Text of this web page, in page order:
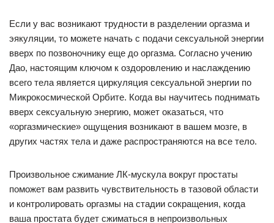
Если у вас возникают трудности в разделении оргазма и
эякуляции, то можете начать с подачи сексуальной энергии
вверх по позвоночнику еще до оргазма. Согласно учению
Дао, настоящим ключом к оздоровлению и наслаждению
всего тела является циркуляция сексуальной энергии по
Микрокосмической Орбите. Когда вы научитесь поднимать
вверх сексуальную энергию, может оказаться, что
«оргазмические» ощущения возникают в вашем мозге, в
других частях тела и даже распространяются на все тело.
Произвольное сжимание ЛК-мускула вокруг простаты
поможет вам развить чувствительность в тазовой области
и контролировать оргазмы на стадии сокращения, когда
ваша простата будет сжиматься в непроизвольных